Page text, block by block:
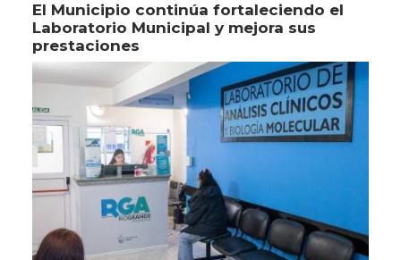
El Municipio continúa fortaleciendo el
Laboratorio Municipal y mejora sus
prestaciones